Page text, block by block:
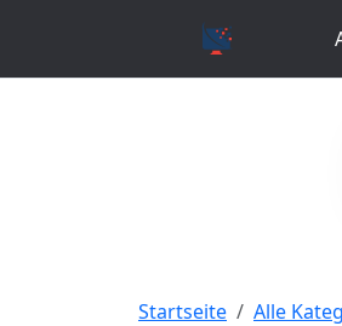
Startseite Alle